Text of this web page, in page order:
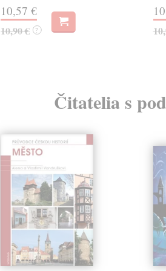
10,57 €
10,90 € ?
Čitatelia s